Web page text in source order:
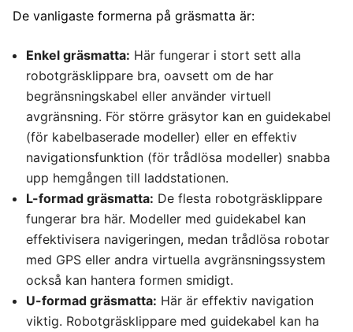
De vanligaste formerna på gräsmatta är:
Enkel gräsmatta: Här fungerar i stort sett alla
robotgräsklippare bra, oavsett om de har
begränsningskabel eller använder virtuell
avgränsning. För större gräsytor kan en guidekabel
(för kabelbaserade modeller) eller en effektiv
navigationsfunktion (för trådlösa modeller) snabba
upp hemgången till laddstationen.
L-formad gräsmatta: De flesta robotgräsklippare
fungerar bra här. Modeller med guidekabel kan
effektivisera navigeringen, medan trådlösa robotar
med GPS eller andra virtuella avgränsningssystem
också kan hantera formen smidigt.
U-formad gräsmatta: Här är effektiv navigation
viktig. Robotgräsklippare med guidekabel kan ha